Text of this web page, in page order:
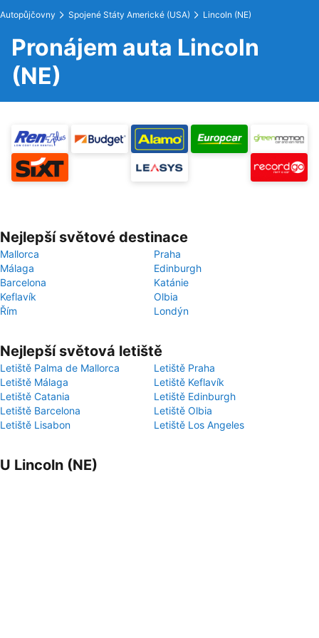
Autopůjčovny Spojené Státy Americké (USA) Lincoln (NE)
Pronájem auta Lincoln
(NE)
Nejlepší světové destinace
Mallorca
Praha
Málaga
Edinburgh
Barcelona
Katánie
Keflavík
Olbia
Řím
Londýn
Nejlepší světová letiště
Letiště Palma de Mallorca
Letiště Praha
Letiště Málaga
Letiště Keflavík
Letiště Catania
Letiště Edinburgh
Letiště Barcelona
Letiště Olbia
Letiště Lisabon
Letiště Los Angeles
U Lincoln (NE)